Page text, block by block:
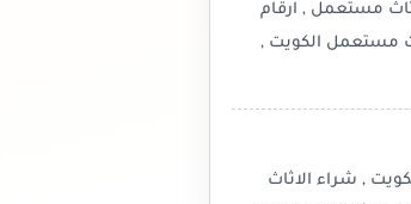
مستعمل , ارقام
مستعمل الكويت ,
, شراء الاثاث